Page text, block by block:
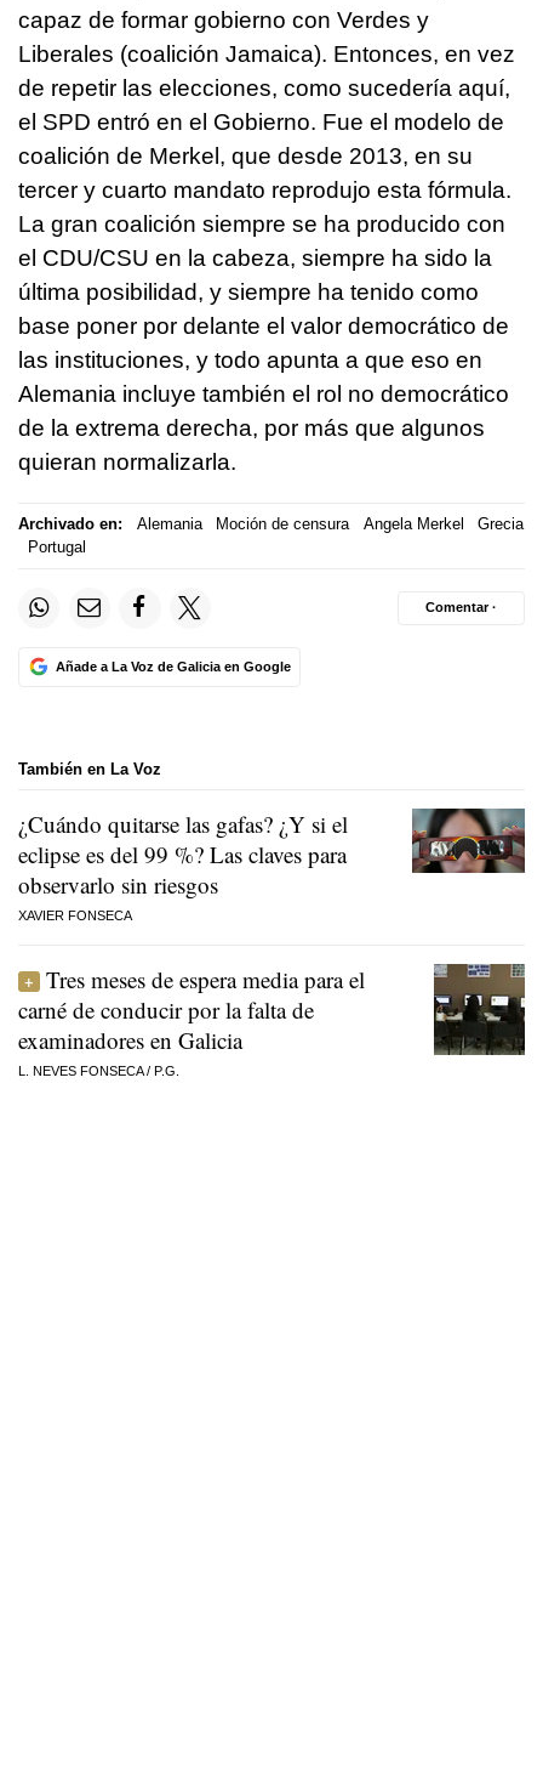
capaz de formar gobierno con Verdes y
Liberales (coalición Jamaica). Entonces, en vez
de repetir las elecciones, como sucedería aquí,
el SPD entró en el Gobierno. Fue el modelo de
coalición de Merkel, que desde 2013, en su
tercer y cuarto mandato reprodujo esta fórmula.
La gran coalición siempre se ha producido con
el CDU/CSU en la cabeza, siempre ha sido la
última posibilidad, y siempre ha tenido como
base poner por delante el valor democrático de
las instituciones, y todo apunta a que eso en
Alemania incluye también el rol no democrático
de la extrema derecha, por más que algunos
quieran normalizarla.
Archivado en: Alemania Moción de censura Angela Merkel
Grecia
Portugal
Añade a La Voz de Galicia en Google
Comentar ·
También en La Voz
¿Cuándo quitarse las gafas? ¿Y si el
eclipse es del 99 %? Las claves para
observarlo sin riesgos
XAVIER FONSECA
Tres meses de espera media para el
carné de conducir por la falta de
examinadores en Galicia
L. NEVES FONSECA/ P.G.